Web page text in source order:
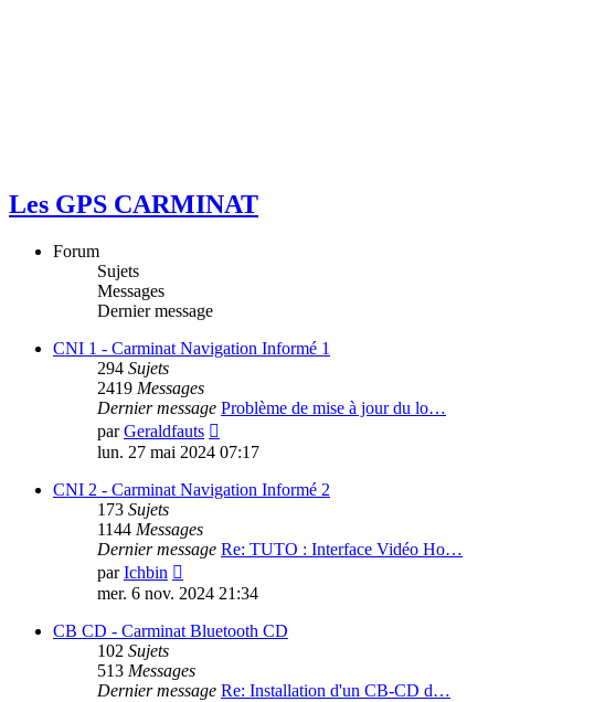
Les GPS CARMINAT
Forum
Sujets
Messages
Dernier message
CNI 1 - Carminat Navigation Informé 1
294 Sujets
2419 Messages
Dernier message Problème de mise à jour du lo…
parGeraldfauts
le
message
lun. 27 mai 2024 07:17
CNI 2 - Carminat Navigation Informé 2
173 Sujets
1144 Messages
Dernier message Re: TUTO : Interface Vidéo Ho…
parIchbin
le
message
mer. 6 nov. 2024 21:34
CB CD - Carminat Bluetooth CD
102 Sujets
513 Messages
Dernier message Re: Installation d'un CB-CD d…